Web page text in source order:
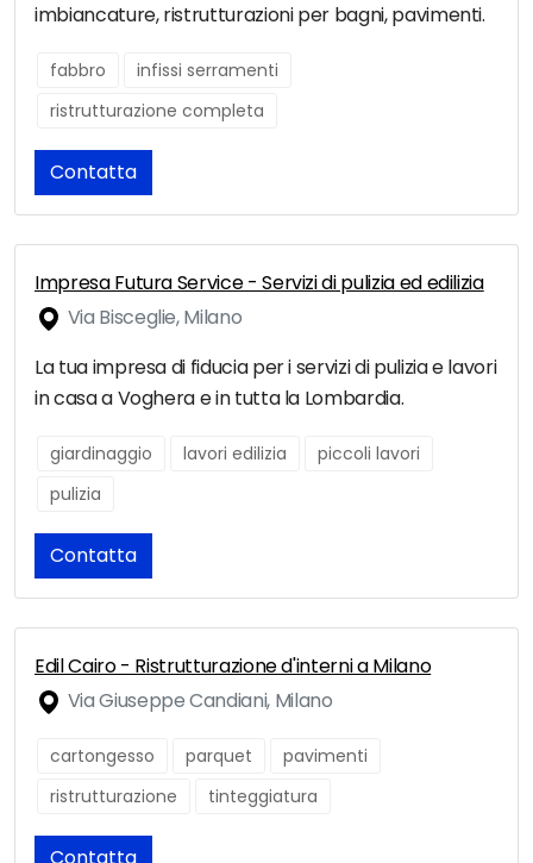
imbiancature, ristrutturazioni per bagni, pavimenti.
fabbro
infissi serramenti
ristrutturazione completa
Contatta
Impresa Futura Service - Servizi di pulizia ed edilizia
Via Bisceglie, Milano
La tua impresa di fiducia per i servizi di pulizia e lavori
in casa a Voghera e in tutta la Lombardia.
giardinaggio lavori edilizia
piccoli lavori
pulizia
Contatta
Edil Cairo - Ristrutturazione d'interni a Milano
Via Giuseppe Candiani, Milano
cartongesso parquet
pavimenti
ristrutturazione
tinteggiatura